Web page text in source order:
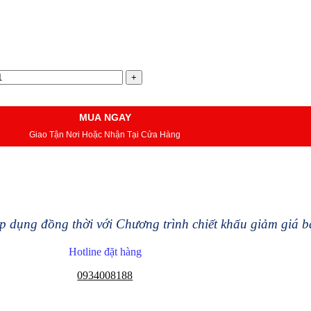
MUA NGAY
Giao Tận Nơi Hoặc Nhận Tại Cửa Hàng
dụng đồng thời với Chương trình chiết khấu giảm giá
Hotline đặt hàng
0934008188